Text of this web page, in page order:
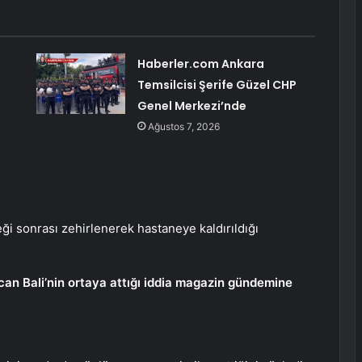
Haberler.com Ankara
Temsilcisi Şerife Güzel CHP
Genel Merkezi’nde
Ağustos 7, 2026
zehirlenerek hastaneye kaldırıldığı
Bali’nin ortaya attığı iddia magazin gündemine